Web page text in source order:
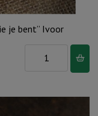
je bent” Ivoor
Windlicht
dank